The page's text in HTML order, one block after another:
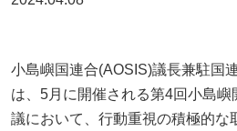
小島嶼国連合(AOSIS)議長兼駐国
は、5月に開催される第4回小島
議において、行動重視の積極的な